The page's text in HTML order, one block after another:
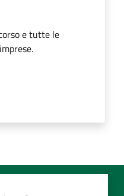
e tutte le